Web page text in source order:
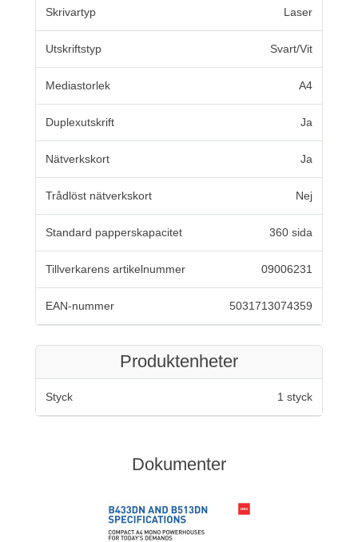
Skrivartyp Laser
Utskriftstyp Svart/Vit
Mediastorlek A4
Duplexutskrift Ja
Nätverkskort Ja
Trådlöst nätverkskort Nej
Standard papperskapacitet 360 sida
Tillverkarens artikelnummer 09006231
EAN-nummer 5031713074359
Produktenheter
Styck 1 styck
Dokumenter